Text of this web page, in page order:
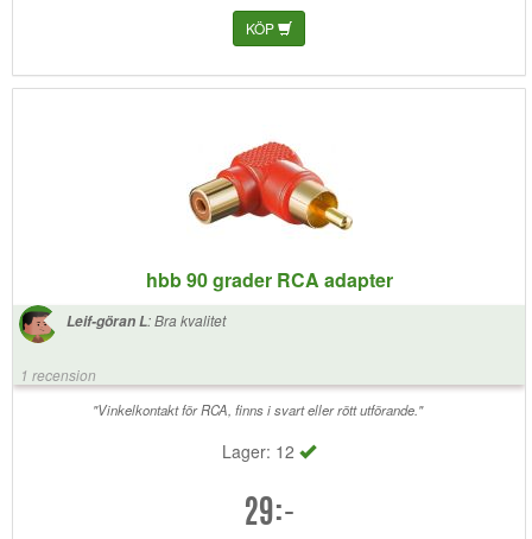
KÖP
hbb 90 grader RCA adapter
Leif-göran L:Bra kvalitet
1 recension
"Vinkelkontakt för RCA, finns i svart eller rött utförande."
Lager: 12
29:-